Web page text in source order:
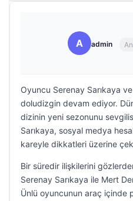
A admin
Oyuncu Serenay Sarıkaya
doludizgin devam ediyor.
dizinin yeni sezonunu
Sarıkaya, sosyal medya
kareyle dikkatleri üzerine
Bir süredir ilişkilerini
Serenay Sarıkaya ile Mert
Ünlü oyuncunun araç içinde